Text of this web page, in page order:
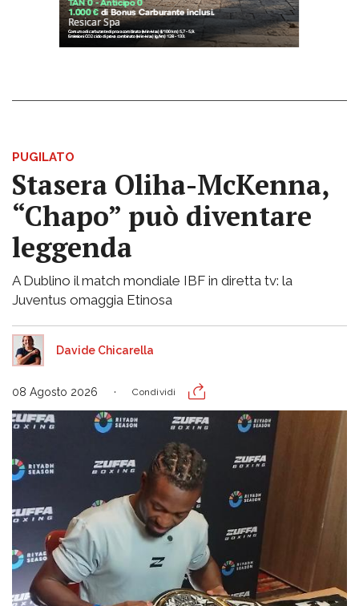
PUGILATO
Stasera Oliha-McKenna,
“Chapo” può diventare
leggenda
A Dublino il match mondiale IBF in diretta tv: la
Juventus omaggia Etinosa
Davide Chicarella
08 Agosto 2026 Condividi